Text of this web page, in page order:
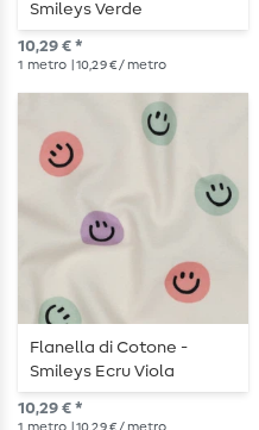
Smileys Verde
10,29 € *
1 metro | 10,29 € / metro
Flanella di Cotone -
Smileys Ecru Viola
10,29 € *